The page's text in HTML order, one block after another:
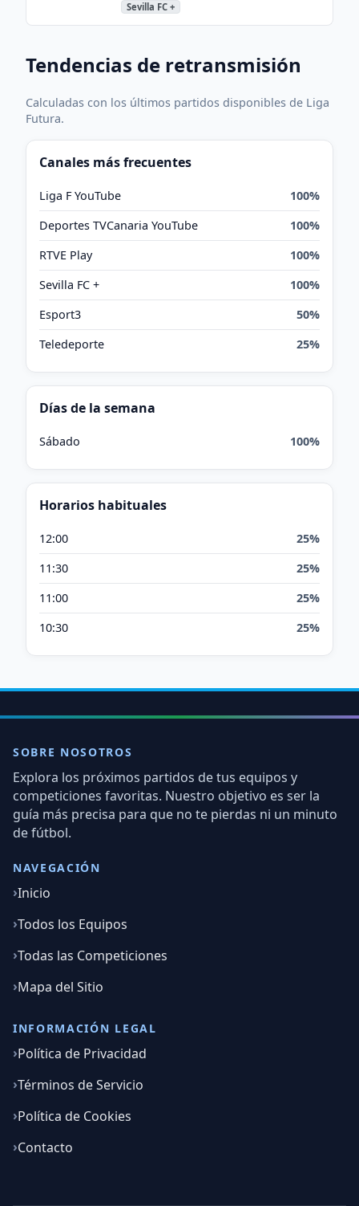
Sevilla FC +
Tendencias de retransmisión
Calculadas con los últimos partidos disponibles de Liga
Futura.
Canales más frecuentes
Liga F YouTube
100%
Deportes TVCanaria YouTube
100%
RTVE Play
100%
Sevilla FC +
100%
Esport3
50%
Teledeporte
25%
Días de la semana
Sábado 100%
Horarios habituales
12:00
25%
11:30
25%
11:00
25%
10:30
25%
SOBRE NOSOTROS
Explora los próximos partidos de tus equipos y
competiciones favoritas. Nuestro objetivo es ser la
guía más precisa para que no te pierdas ni un minuto
de fútbol.
NAVEGACIÓN
Inicio
Todos los Equipos
Todas las Competiciones
Mapa del Sitio
INFORMACIÓN LEGAL
Política de Privacidad
Términos de Servicio
Política de Cookies
Contacto